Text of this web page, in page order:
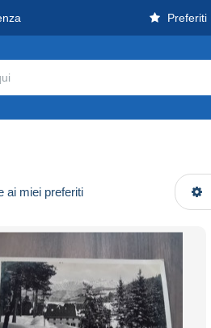
Preferiti
ai miei preferiti